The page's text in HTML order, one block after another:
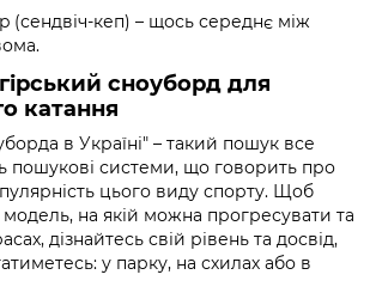
(сендвіч-кеп) – щось середнє між
сноуборд для
катання
в Україні" – такий пошук все
пошукові системи, що говорить про
цього виду спорту. Щоб
на якій можна прогресувати та
дізнайтесь свій рівень та досвід,
у парку, на схилах або в